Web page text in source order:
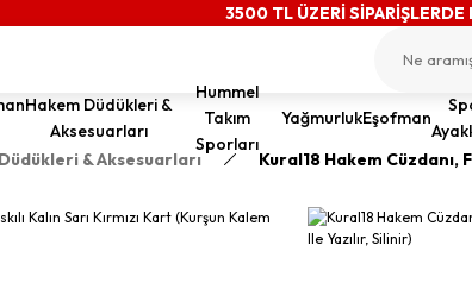
3500 TL ÜZERİ
Hakem Düdükleri &
Aksesuarları
Hummel
Takım
Sporları
YağmurlukEşofman
& Aksesuarları Kural18 Hakem Cüzdanı,